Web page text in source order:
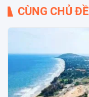
CÙNG CHỦ ĐỀ